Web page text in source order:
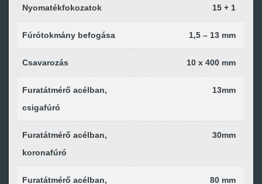
Nyomatékfokozatok 15 + 1
Fúrótokmány befogása 1,5 – 13 mm
Csavarozás 10 x 400 mm
Furatátmérő acélban,
csigafúró
13mm
Furatátmérő acélban,
koronafúró
30mm
Furatátmérő acélban,
80 mm